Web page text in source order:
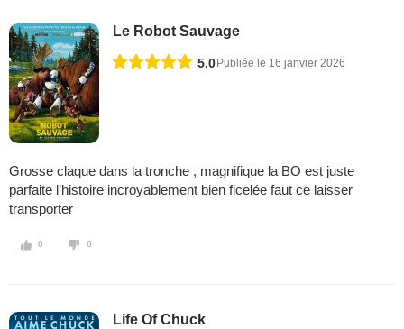
Le Robot Sauvage
5,0 Publiée le 16 janvier 2026
Grosse claque dans la tronche , magnifique la BO est juste
parfaite l’histoire incroyablement bien ficelée faut ce laisser
transporter
0 0
Life Of Chuck